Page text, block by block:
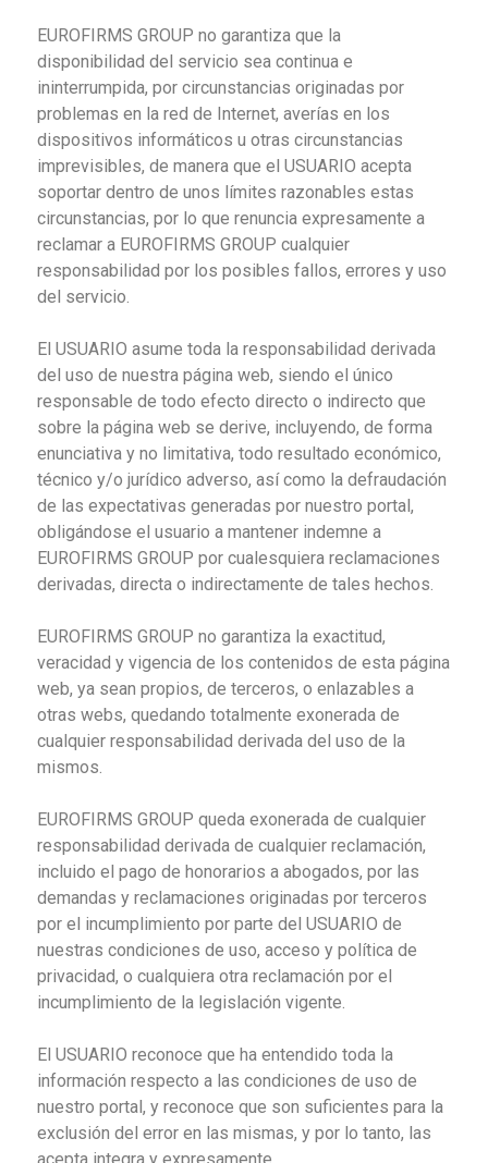
EUROFIRMS GROUP no garantiza que la
disponibilidad del servicio sea continua e
ininterrumpida, por circunstancias originadas por
problemas en la red de Internet, averías en los
dispositivos informáticos u otras circunstancias
imprevisibles, de manera que el USUARIO acepta
soportar dentro de unos límites razonables estas
circunstancias, por lo que renuncia expresamente a
reclamar a EUROFIRMS GROUP cualquier
responsabilidad por los posibles fallos, errores y uso
del servicio.
El USUARIO asume toda la responsabilidad derivada
del uso de nuestra página web, siendo el único
responsable de todo efecto directo o indirecto que
sobre la página web se derive, incluyendo, de forma
enunciativa y no limitativa, todo resultado económico,
técnico y/o jurídico adverso, así como la defraudación
de las expectativas generadas por nuestro portal,
obligándose el usuario a mantener indemne a
EUROFIRMS GROUP por cualesquiera reclamaciones
derivadas, directa o indirectamente de tales hechos.
EUROFIRMS GROUP no garantiza la exactitud,
veracidad y vigencia de los contenidos de esta página
web, ya sean propios, de terceros, o enlazables a
otras webs, quedando totalmente exonerada de
cualquier responsabilidad derivada del uso de la
mismos.
EUROFIRMS GROUP queda exonerada de cualquier
responsabilidad derivada de cualquier reclamación,
incluido el pago de honorarios a abogados, por las
demandas y reclamaciones originadas por terceros
por el incumplimiento por parte del USUARIO de
nuestras condiciones de uso, acceso y política de
privacidad, o cualquiera otra reclamación por el
incumplimiento de la legislación vigente.
El USUARIO reconoce que ha entendido toda la
información respecto a las condiciones de uso de
nuestro portal, y reconoce que son suficientes para la
exclusión del error en las mismas, y por lo tanto, las